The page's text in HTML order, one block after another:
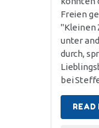
Freien
"Kleinen
unter
durch,
bei
READ